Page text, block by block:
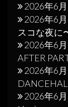
2026年6
2026年6
スコな夜に
2026年6月
AFTER
2026年6
2026年6